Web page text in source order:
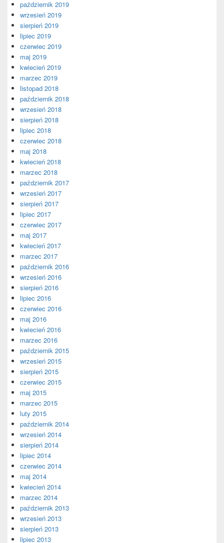
październik 2019
wrzesień 2019
sierpień 2019
lipiec 2019
czerwiec 2019
maj 2019
kwiecień 2019
marzec 2019
listopad 2018
październik 2018
wrzesień 2018
sierpień 2018
lipiec 2018
czerwiec 2018
maj 2018
kwiecień 2018
marzec 2018
październik 2017
wrzesień 2017
sierpień 2017
lipiec 2017
czerwiec 2017
maj 2017
kwiecień 2017
marzec 2017
październik 2016
wrzesień 2016
sierpień 2016
lipiec 2016
czerwiec 2016
maj 2016
kwiecień 2016
marzec 2016
październik 2015
wrzesień 2015
sierpień 2015
czerwiec 2015
maj 2015
marzec 2015
luty 2015
październik 2014
wrzesień 2014
sierpień 2014
lipiec 2014
czerwiec 2014
maj 2014
kwiecień 2014
marzec 2014
październik 2013
wrzesień 2013
sierpień 2013
lipiec 2013